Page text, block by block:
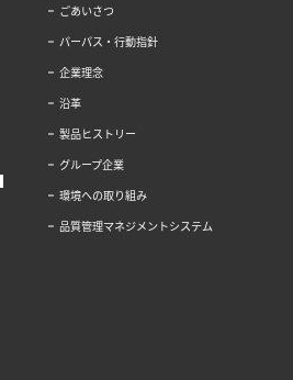
ごあいさつ
パーパス・行動指針
企業理念
沿革
製品ヒストリー
グループ企業
環境への取り組み
品質管理マネジメントシステム